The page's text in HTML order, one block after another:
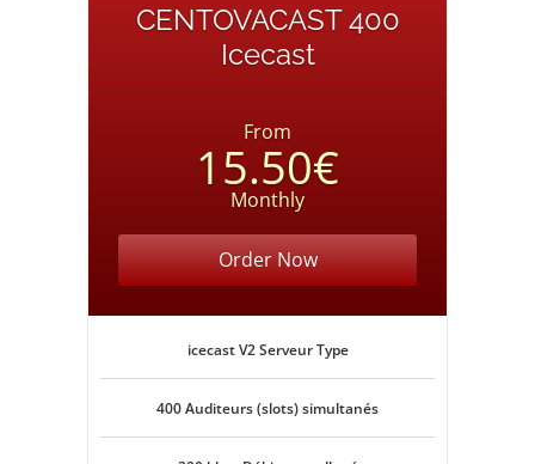
CENTOVACAST 400
Icecast
From
15.50€
Monthly
Order Now
icecast V2 Serveur Type
400 Auditeurs (slots) simultanés